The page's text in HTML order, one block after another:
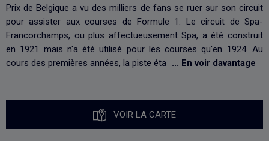
Prix de Belgique a vu des milliers de fans se ruer sur son circuit
pour assister aux courses de Formule 1. Le circuit de Spa-
Francorchamps, ou plus affectueusement Spa, a été construit
en 1921 mais n'a été utilisé pour les courses qu'en 1924. Au
cours des premières années, la piste éta ... En voir davantage
VOIR LA CARTE